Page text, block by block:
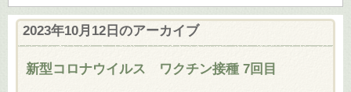
テ
ン 2023年10月12日 のアーカイブ
新型コロナウイルス ワクチン接種 7回目